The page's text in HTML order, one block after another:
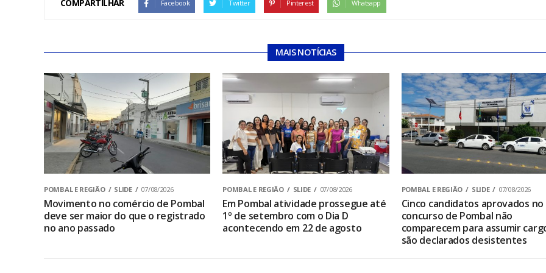
COMPARTILHAR Facebook Twitter Pinterest Whatsapp
MAIS NOTÍCIAS
POMBAL E REGIÃO SLIDE 07/08/2026
Movimento no comércio de Pombal
deve ser maior do que o registrado
no ano passado
POMBAL E REGIÃO SLIDE 07/08/2026
Em Pombal atividade prossegue até
1º de setembro com o Dia D
acontecendo em 22 de agosto
POMBAL E REGIÃO SLIDE 07/08/2026
Cinco candidatos aprovados no
concurso de Pombal não
comparecem para assumir
são declarados desistentes